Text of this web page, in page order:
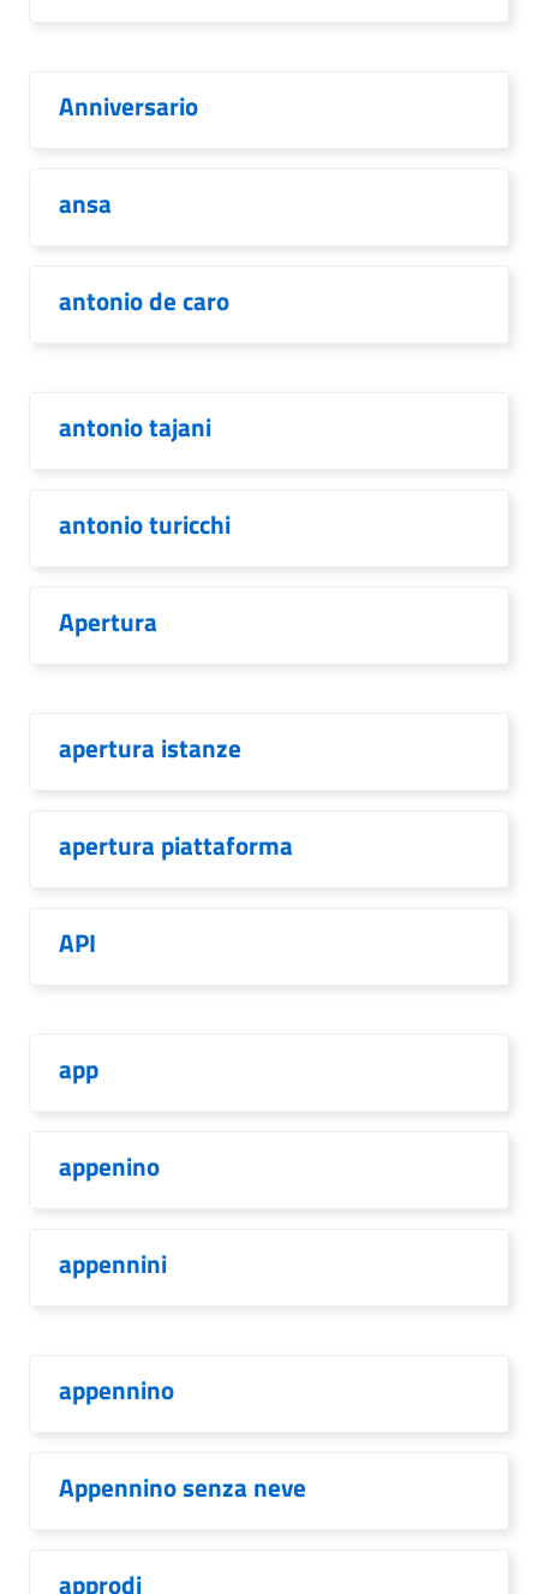
Anniversario
ansa
antonio de caro
antonio tajani
antonio turicchi
Apertura
apertura istanze
apertura piattaforma
API
app
appenino
appennini
appennino
Appennino senza neve
approdi